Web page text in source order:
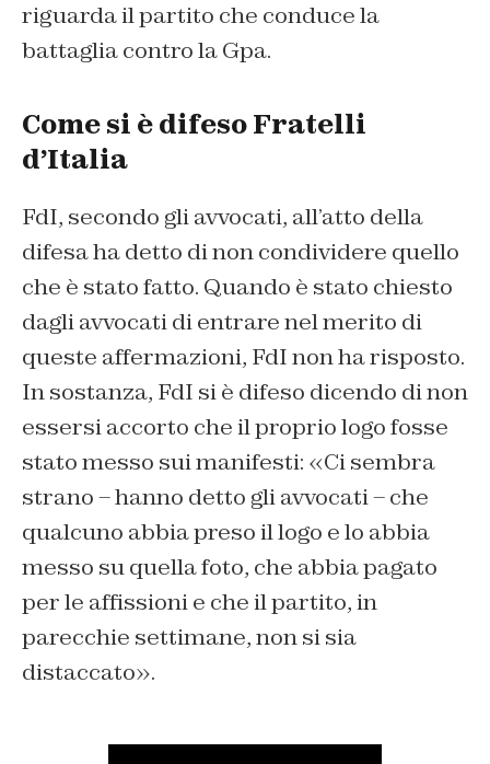
riguarda il partito che conduce la
battaglia contro la Gpa.
Come si è difeso Fratelli
d’Italia
FdI, secondo gli avvocati, all’atto della
difesa ha detto di non condividere quello
che è stato fatto. Quando è stato chiesto
dagli avvocati di entrare nel merito di
queste affermazioni, FdI non ha risposto.
In sostanza, FdI si è difeso dicendo di non
essersi accorto che il proprio logo fosse
stato messo sui manifesti: «Ci sembra
strano – hanno detto gli avvocati – che
qualcuno abbia preso il logo e lo abbia
messo su quella foto, che abbia pagato
per le affissioni e che il partito, in
parecchie settimane, non si sia
distaccato».